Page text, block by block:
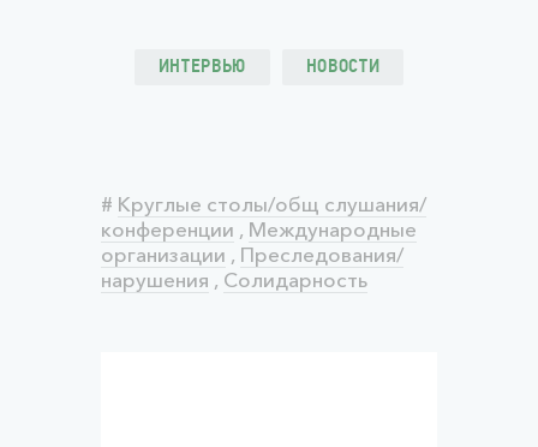
ИНТЕРВЬЮ НОВОСТИ
# Круглые столы/общ слушания/
конференции , Международные
организации , Преследования/
нарушения , Солидарность